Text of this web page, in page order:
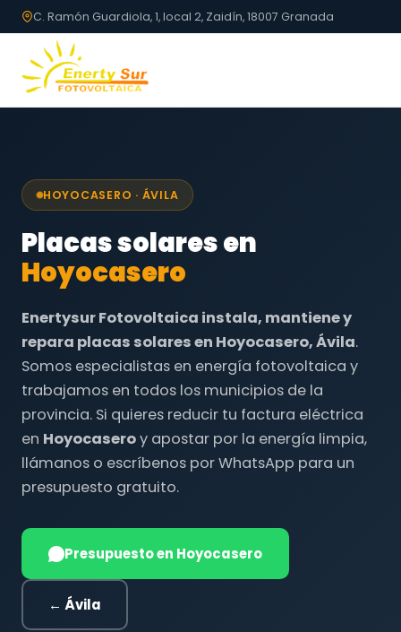
C. Ramón Guardiola, 1, local 2, Zaidín, 18007 Granada
HOYOCASERO · ÁVILA
Placas solares en
Hoyocasero
Enertysur Fotovoltaica instala, mantiene y
repara placas solares en Hoyocasero, Ávila.
Somos especialistas en energía fotovoltaica y
trabajamos en todos los municipios de la
provincia. Si quieres reducir tu factura eléctrica
en Hoyocaseroy apostar por la energía limpia,
llámanos o escríbenos por WhatsApp para un
presupuesto gratuito.
Presupuesto en Hoyocasero
← Ávila